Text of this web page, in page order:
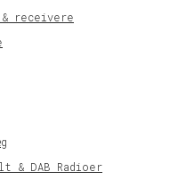
receivere
& DAB Radioer